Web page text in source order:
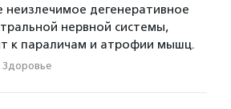
неизлечимое дегенеративное
нервной системы,
к параличам и атрофии мышц.
Здоровье